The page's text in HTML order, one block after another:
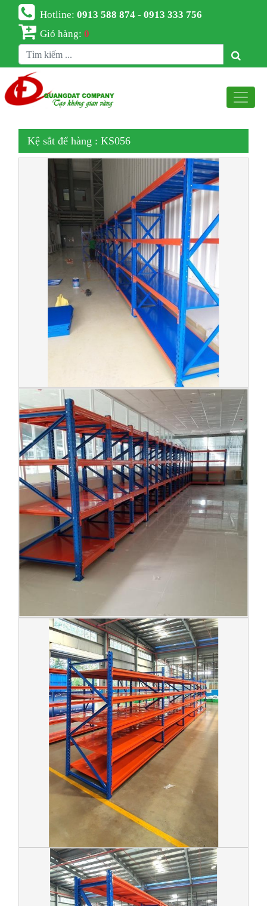
Hotline:0913 588 874 - 0913 333 756
Giỏ hàng:0
Kệ sắt để hàng : KS056